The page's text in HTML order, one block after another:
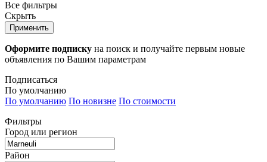
Все фильтры
Скрыть
Применить
Оформите подписку на поиск и получайте первым новые
объявления по Вашим параметрам
Подписаться
По умолчанию
По умолчанию По новизне По стоимости
Фильтры
Город или регион
Район